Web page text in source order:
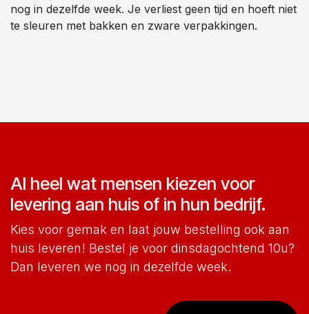
nog in dezelfde week. Je verliest geen tijd en hoeft niet
te sleuren met bakken en zware verpakkingen.
Al heel wat mensen kiezen voor
levering aan huis of in hun bedrijf.
Kies voor gemak en laat jouw bestelling ook aan
huis leveren! Bestel je voor dinsdagochtend 10u?
Dan leveren we nog in dezelfde week.